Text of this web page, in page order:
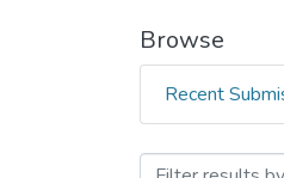
Browse
Recent